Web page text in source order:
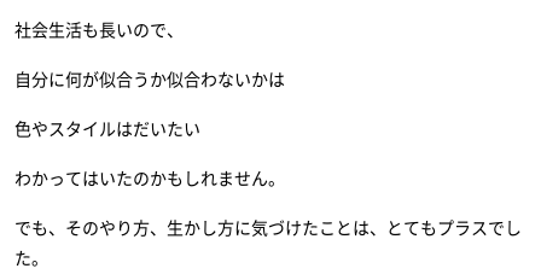
社会生活も長いので、
自分に何が似合うか似合わないかは
色やスタイルはだいたい
わかってはいたのかもしれません。
でも、そのやり方、生かし方に気づけたことは、とてもプラスでし
た。